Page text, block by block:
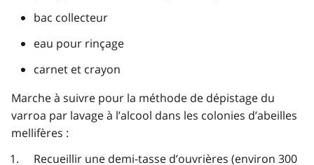
bac collecteur
eau pour rinçage
carnet et crayon
Marche à suivre pour la méthode de dépistage du
varroa par lavage à l’alcool dans les colonies d’abeilles
mellifères :
Recueillir une demi-tasse d’ouvrières (environ 300